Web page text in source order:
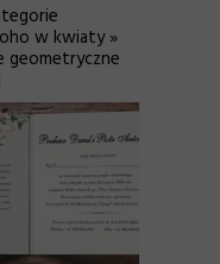
w kwiaty »
geometryczne